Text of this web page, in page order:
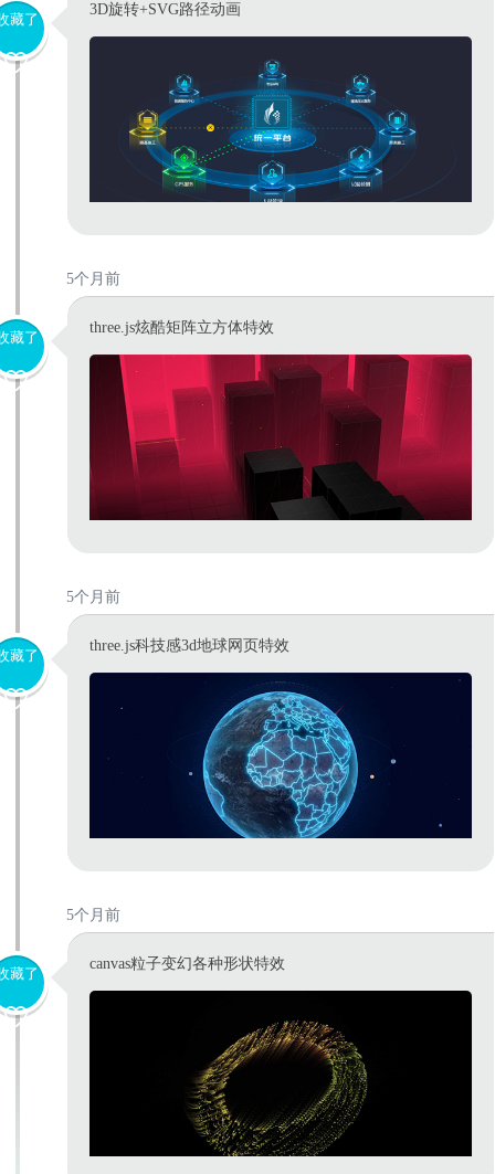
藏了
3D旋转+SVG路径动画
5个月前
藏了
three.js炫酷矩阵立方体特效
5个月前
藏了
three.js科技感3d地球网页特效
5个月前
藏了
canvas粒子变幻各种形状特效